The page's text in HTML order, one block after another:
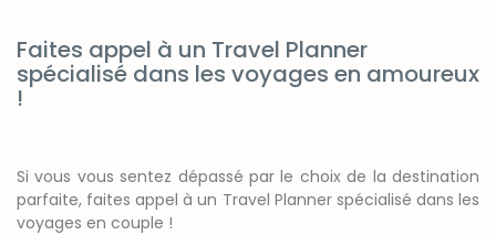
Faites appel à un Travel Planner
spécialisé dans les voyages en amoureux
!
Si vous vous sentez dépassé par le choix de la destination
parfaite, faites appel à un Travel Planner spécialisé dans les
voyages en couple !